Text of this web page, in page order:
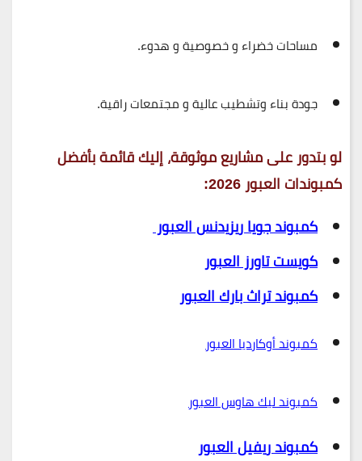
مساحات خضراء و خصوصية و هدوء.
جودة بناء وتشطيب عالية و مجتمعات راقية.
لو بتدور على مشاريع موثوقة، إليك قائمة بأفضل
كمبوندات العبور 2026
:
كمبوند جويا ريزيدنس العبور
كويست تاورز العبور
كمبوند تراث بارك العبور
كمبوند أوكارديا العبور
كمبوند ليك هاوس العبور
كمبوند ريفيل العبور